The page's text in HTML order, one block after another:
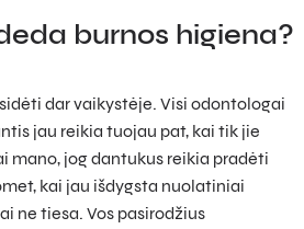
burnos higiena?
dar vaikystėje. Visi odontologai
jau reikia tuojau pat, kai tik jie
mano, jog dantukus reikia pradėti
kai jau išdygsta nuolatiniai
ne tiesa. Vos pasirodžius